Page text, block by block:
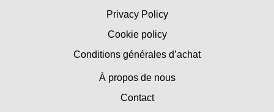
Privacy Policy
Cookie policy
Conditions générales d’achat
À propos de nous
Contact